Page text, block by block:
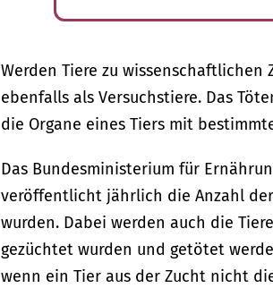
Werden Tiere zu
ebenfalls als Versuchstiere. Das
die Organe eines Tiers mit
Das Bundesministerium für
veröffentlicht jährlich die Anzahl
wurden. Dabei werden auch die
gezüchtet wurden und getötet
wenn ein Tier aus der Zucht nicht